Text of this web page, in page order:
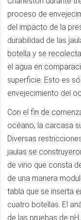
proceso de
del impacto de la
durabilidad de las
botella y se
el agua en
superficie. Esto es
envejecimiento del
Con el fin de
océano, la carcasa
Diversas
jaulas se
de vino que consta
de una manera
tabla que se inserta
cuatro botellas. El
de las pruebas de